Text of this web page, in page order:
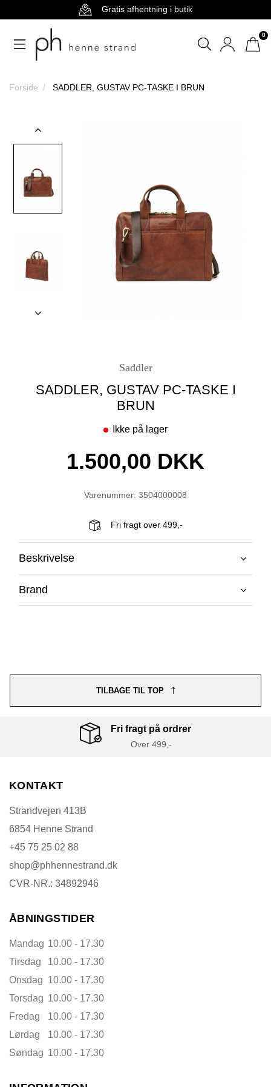
Gratis afhentning i butik
0
Forside SADDLER, GUSTAV PC-TASKE I BRUN
Saddler
SADDLER, GUSTAV PC-TASKE I
BRUN
Ikke på lager
1.500,00 DKK
Varenummer: 3504000008
Fri fragt over 499,-
Beskrivelse
Brand
TILBAGE TIL TOP
Fri fragt på ordrer
Over 499,-
KONTAKT
Strandvejen 413B
6854 Henne Strand
+45 75 25 02 88
shop@phhennestrand.dk
CVR-NR.: 34892946
ÅBNINGSTIDER
Mandag 10.00 - 17.30
Tirsdag
10.00 - 17.30
Onsdag 10.00 - 17.30
Torsdag 10.00 - 17.30
Fredag
10.00 - 17.30
Lørdag
10.00 - 17.30
Søndag 10.00 - 17.30